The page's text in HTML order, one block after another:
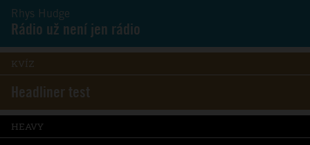
Rhys Hudge
Rádio už není jen rádio
KVÍZ
Headliner test
HEAVY